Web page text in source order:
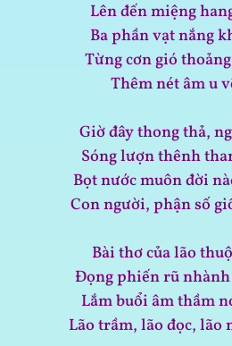
Lên đến miệng
Ba phần vạt nắng
Từng cơn gió
Thêm nét âm u
Giờ đây thong thả,
Sóng lượn thênh
Bọt nước muôn đời
Con người, phận số
Bài thơ của lão
Đọng phiến rũ
Lắm buổi âm thầm
Lão trầm, lão đọc, lão